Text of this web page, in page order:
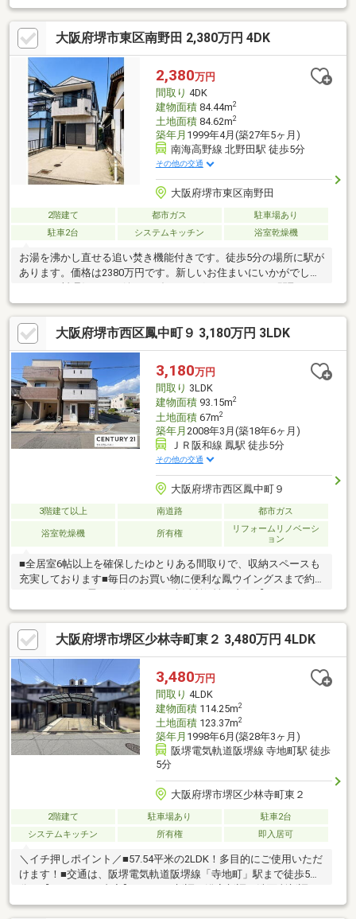
で約450ｍ●サンディ 津久野店まで約600ｍ●堺市立総合医療セン
ターまで約600ｍご内覧ご希望の際は、お気軽にお問い合わせく
ださい！大阪府堺市東区南野田 2,380万円 4DK
2,380万円
間取り 4DK
建物面積84.44m2
土地面積84.62m2
築年月 1999年4月(築27年5ヶ月)
南海高野線 北野田駅 徒歩5分
その他の交通
大阪府堺市東区南野田
2階建て 都市ガス
駐車場あり
駐車2台
システムキッチン 浴室乾燥機
お湯を沸かし直せる追い焚き機能付きです。徒歩5分の場所に駅が
あります。価格は2380万円です。新しいお住まいにいかがでしょ
なっております。84.44平米程の建物面積でスペースも十分。シス
テムキッチンは使いやすく汚れにくいのでご好評です。1坪以上の
ゆとりある浴室で心身ともにリラックスできる住宅です。
大阪府堺市西区鳳中町９ 3,180万円 3LDK
3,180万円
間取り 3LDK
建物面積93.15m2
土地面積67m2
築年月 2008年3月(築18年6ヶ月)
ＪＲ阪和線 鳳駅 徒歩5分
その他の交通
大阪府堺市西区鳳中町９
3階建て以上 南道路 都市ガス
浴室乾燥機 所有権
リフォームリノベーシ
ョン
■全居室6帖以上を確保したゆとりある間取りで、収納スペースも
充実しております■毎日のお買い物に便利な鳳ウイングスまで約
ム 2026年8月完了予定】キッチン・浴室・洗面台・トイレ新調
／給湯器交換／クロス全室張替／網戸張替／ハウスクリーニング
／外壁塗装／コーキング打ち替え通勤・通学はもちろん、休日の
お出かけやショッピングも身近に楽しめる、ファミリーに嬉しい
住環境が整っています。鳳小学校 約600ｍ鳳中学校 約350ｍ資
金計画やローンのご相談も承っております。どうぞ安心してご相
談ください。
大阪府堺市堺区少林寺町東２ 3,480万円 4LDK
3,480万円
間取り 4LDK
建物面積114.25m2
土地面積123.37m2
築年月 1998年6月(築28年3ヶ月)
阪堺電気軌道阪堺線 寺地町駅 徒歩
5分
大阪府堺市堺区少林寺町東２
2階建て 駐車場あり
駐車2台
システムキッチン
所有権 即入居可
＼イチ押しポイント／■57.54平米の2LDK！多目的にご使用いただ
けます！■交通は、阪堺電気軌道阪堺線「寺地町」駅まで徒歩5
トイレ新調、建具、床、壁、畳表替、全面クリーニング外壁全面